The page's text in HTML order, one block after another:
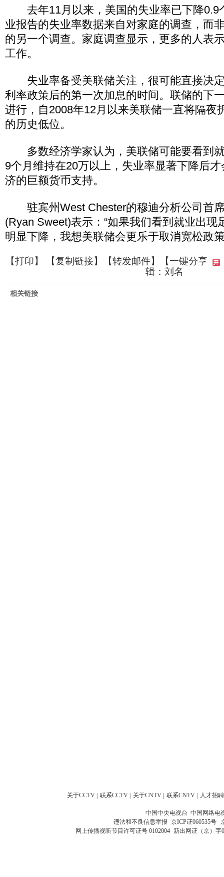
去年11月以来，美国的失业率已下降0.9
业报告的失业率数据来自对家庭的调查，而
的另一个调查。家庭调查显示，更多的人表
工作。
失业率备受美联储关注，很可能直接决
利率政策后的第一次加息的时间。联储的下
进行，自2008年12月以来美联储一直将隔夜
的历史低位。
多数经济学家认为，美联储可能要看到
9个月维持在20万以上，失业率显著下降后
济的巨额货币支持。
驻宾州West Chester的穆迪分析公司首
(Ryan Sweet)表示：“如果我们看到就业出现
明显下降，我想美联储会更乐于取消宽松政
【打印】 【复制链接】【转发邮件】
【一键分享
辑：刘名
相关链接
关于CCTV 联系CCTV 关于CNTV 联系CNTV 人才招聘
中国中央电视台 中国网络电
违法和不良信息举报 京ICP证060535号
网上传播视听节目许可证号 0102004 新出网证（京）